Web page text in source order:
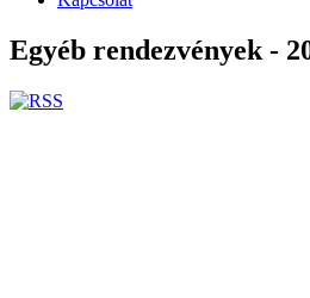
Egyéb rendezvények -